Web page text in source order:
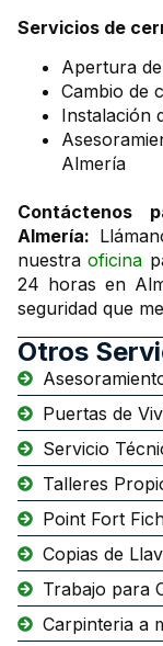
Servicios de
Apertura
Cambio de
Instalación
Almería
Contáctenos
Almería:
nuestraoficina
24 horas en
seguridad que
Otros
Puertas de
Servicio
Talleres
Point Fort
Copias de
Trabajo para
Carpinteria a